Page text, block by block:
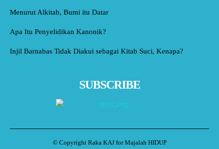
Menurut Alkitab, Bumi itu Datar
Apa Itu Penyelidikan Kanonik?
Injil Barnabas Tidak Diakui sebagai Kitab Suci, Kenapa?
SUBSCRIBE
© Copyright Raka KAJ for Majalah HIDUP